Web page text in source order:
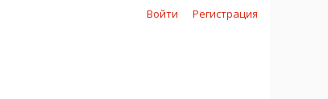
Войти Регистрация